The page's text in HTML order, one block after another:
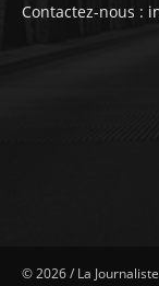
Contactez-nous :
©2026/ La Journaliste